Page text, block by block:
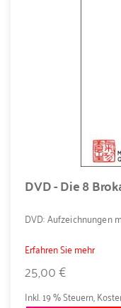
DVD - Die 8
DVD: Aufzeichnungen
Erfahren Sie mehr
25,00 €
Inkl. 19 % Steuern,